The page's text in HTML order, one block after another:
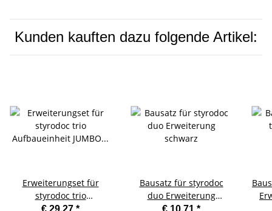
Kunden kauften dazu folgende Artikel:
Erweiterungset für
styrodoc trio
Aufbaueinheit JUMBO
€ 29,27 *
Bausatz für styrodoc
duo Erweiterung
schwarz
€ 10,71 *